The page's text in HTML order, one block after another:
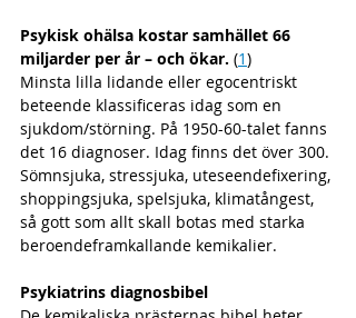
Psykisk ohälsa kostar samhället 66
miljarder per år – och ökar. (1)
Minsta lilla lidande eller egocentriskt
beteende klassificeras idag som en
sjukdom/störning. På 1950-60-talet fanns
det 16 diagnoser. Idag finns det över 300.
Sömnsjuka, stressjuka, uteseendefixering,
shoppingsjuka, spelsjuka, klimatångest,
så gott som allt skall botas med starka
beroendeframkallande kemikalier.
Psykiatrins diagnosbibel